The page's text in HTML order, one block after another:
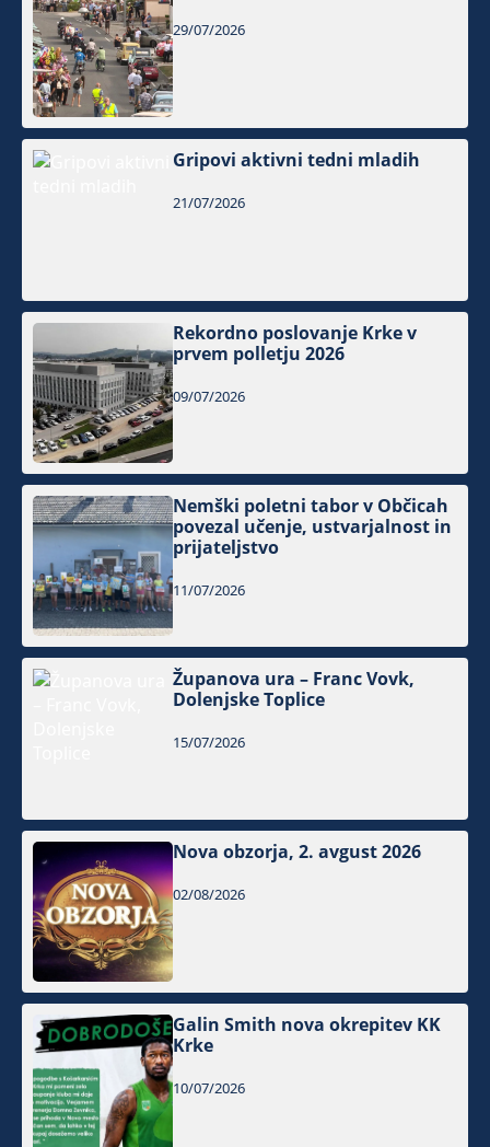
29/07/2026
Gripovi aktivni tedni mladih
21/07/2026
Rekordno poslovanje Krke v
prvem polletju 2026
09/07/2026
Nemški poletni tabor v Občicah
povezal učenje, ustvarjalnost in
prijateljstvo
11/07/2026
Županova ura – Franc Vovk,
Dolenjske Toplice
15/07/2026
Nova obzorja, 2. avgust 2026
02/08/2026
Galin Smith nova okrepitev KK
Krke
10/07/2026